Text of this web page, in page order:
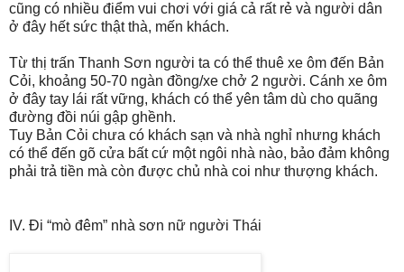
cũng có nhiều điểm vui chơi với giá cả rất rẻ và người dân
ở đây hết sức thật thà, mến khách.
Từ thị trấn Thanh Sơn người ta có thể thuê xe ôm đến Bản
Cỏi, khoảng 50-70 ngàn đồng/xe chở 2 người. Cánh xe ôm
ở đây tay lái rất vững, khách có thể yên tâm dù cho quãng
đường đồi núi gập ghềnh.
Tuy Bản Cỏi chưa có khách sạn và nhà nghỉ nhưng khách
có thể đến gõ cửa bất cứ một ngôi nhà nào, bảo đảm không
phải trả tiền mà còn được chủ nhà coi như thượng khách.
IV. Đi “mò đêm” nhà sơn nữ người Thái